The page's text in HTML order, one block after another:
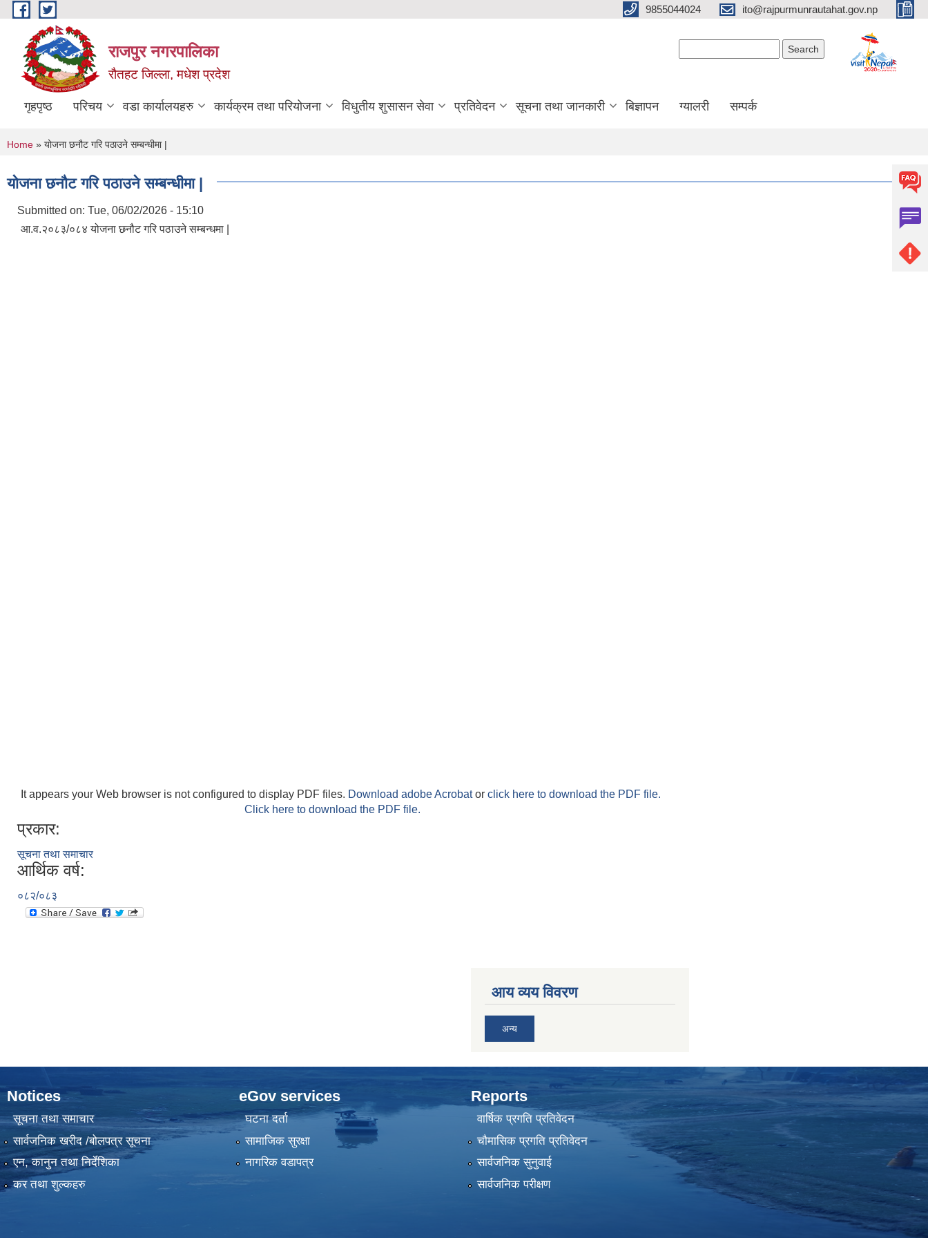
Skip to main content 9855044024 ito@rajpurmunrautahat.gov.np
राजपुर नगरपालिका
रौतहट जिल्ला, मधेश प्रदेश
गृहपृष्ठ परिचय वडा कार्यालयहरु कार्यक्रम तथा परियोजना विधुतीय शुसासन सेवा प्रतिवेदन सूचना तथा जानकारी बिज्ञापन ग्यालरी सम्पर्क
You are here
Home » योजना छनौट गरि पठाउने सम्बन्धीमा |
योजना छनौट गरि पठाउने सम्बन्धीमा |
Submitted on: Tue, 06/02/2026 - 15:10
आ.व.२०८३/०८४ योजना छनौट गरि पठाउने सम्बन्धमा |
It appears your Web browser is not configured to display PDF files. Download adobe Acrobator click here to download the PDF file.
Click here to download the PDF file.
प्रकार:
सूचना तथा समाचार
आर्थिक वर्ष:
०८२/०८३
आय व्यय विवरण
अन्य
Notices
सूचना तथा समाचार
सार्वजनिक खरीद /बोलपत्र सूचना
एन, कानुन तथा निर्देशिका
कर तथा शुल्कहरु
eGov services
घटना दर्ता
सामाजिक सुरक्षा
नागरिक वडापत्र
Reports
वार्षिक प्रगति प्रतिवेदन
चौमासिक प्रगति प्रतिवेदन
सार्वजनिक सुनुवाई
सार्वजनिक परीक्षण